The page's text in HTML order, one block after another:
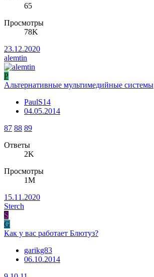
65
Просмотры
78K
23.12.2020
alemtin
P
Альтернативные мультимедийные системы
PaulS14
04.05.2014
87 88 89
Ответы
2K
Просмотры
1M
15.11.2020
Sterch
S
G
Как у вас работает Блютуз?
garikg83
06.10.2014